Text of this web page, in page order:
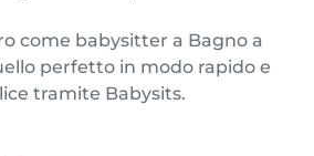
come babysitter a Bagno a
perfetto in modo rapido e
tramite Babysits.